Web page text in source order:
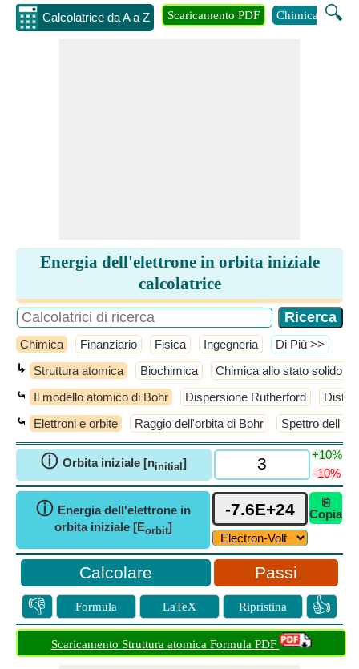
Calcolatrice da A a Z 🔍
Scaricamento PDF Chimica
Energia dell'elettrone in orbita iniziale
calcolatrice
Chimica Finanziario Fisica Ingegneria ​Di Più >>
↳ Struttura atomica Biochimica Chimica allo stato solido
⤿ Il modello atomico di Bohr Dispersione Rutherford
⤿ Elettroni e orbite Raggio dell'orbita di Bohr Spettro
ⓘ Orbita iniziale [ninitial ]
+10%
-10%
ⓘ Energia dell'elettrone in
orbita iniziale [Eorbit]
⎘
Copia
Passi
👎 Formula LaTeX Ripristina 👍
Scaricamento Struttura atomica Formula PDF